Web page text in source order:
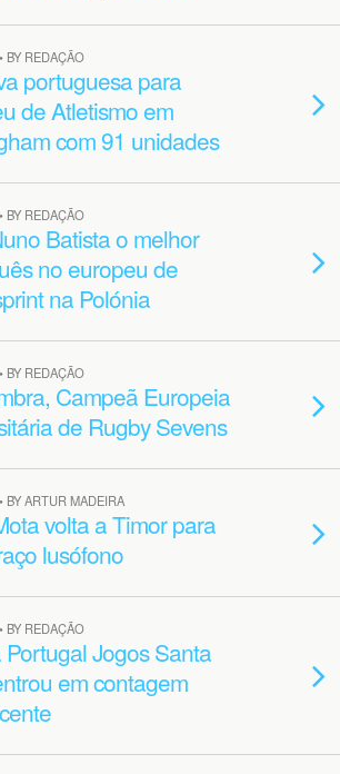
BY REDAÇÃO
portuguesa para
de Atletismo em
com 91 unidades
BY REDAÇÃO
Batista o melhor
no europeu de
na Polónia
BY REDAÇÃO
Campeã Europeia
de Rugby Sevens
BY ARTUR MADEIRA
volta a Timor para
lusófono
BY REDAÇÃO
Portugal Jogos Santa
em contagem